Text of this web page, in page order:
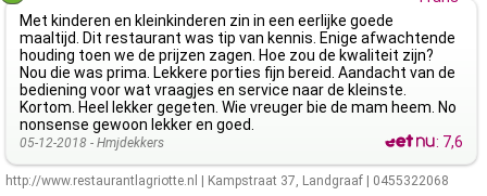
Met kinderen en kleinkinderen zin in een eerlijke goede
maaltijd. Dit restaurant was tip van kennis. Enige afwachtende
houding toen we de prijzen zagen. Hoe zou de kwaliteit zijn?
Nou die was prima. Lekkere porties fijn bereid. Aandacht van de
bediening voor wat vraagjes en service naar de kleinste.
Kortom. Heel lekker gegeten. Wie vreuger bie de mam heem. No
nonsense gewoon lekker en goed.
05-12-2018 - Hmjdekkers : 7,6
http://www.restaurantlagriotte.nl Kampstraat 37, Landgraaf 0455322068